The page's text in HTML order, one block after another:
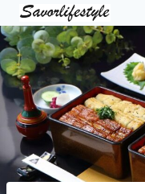
Skip
to
content